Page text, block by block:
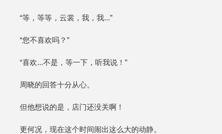
“等，等等，云裳，我，我...”
“您不喜欢吗？”
“喜欢...不是，等一下，听我说！”
周晓的回答十分从心。
但他想说的是，店门还没关啊！
更何况，现在这个时间闹出这么大的动静。